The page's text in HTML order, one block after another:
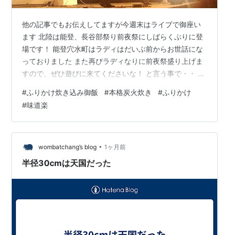
他の記事でもお伝えしてますが今週末はライブで御座い
ます 北陸は能登、長谷部祭り前夜祭にしばらくぶりに登
場です！ 能登穴水町はラディはだいぶ前からお世話にな
っておりました また再びラディなりに前夜祭盛り上げま
すので、ぜひ遊びに来てくださいな！ と言う事で・・ や
シリーズ！ふりかけレジェンド！と言う事でやっていき
ます！ さあ！まずはお米 そして道楽なレジェンドを投入
シンプル！これ以外は入れませんよー！ そしていつもの
炭酸水！ 準備完了！ さて炭火用意しますか ラディはい
つも本格炭火炊きなんです！ さて お味の方は・・？ ふ
りかけのレジェンドの…
#ふりかけ炊き込み御飯 #本格炭火炊き #ふりかけ
#味道楽
wombatchang’s blog • 1ヶ月前
半径30cmは天国だった